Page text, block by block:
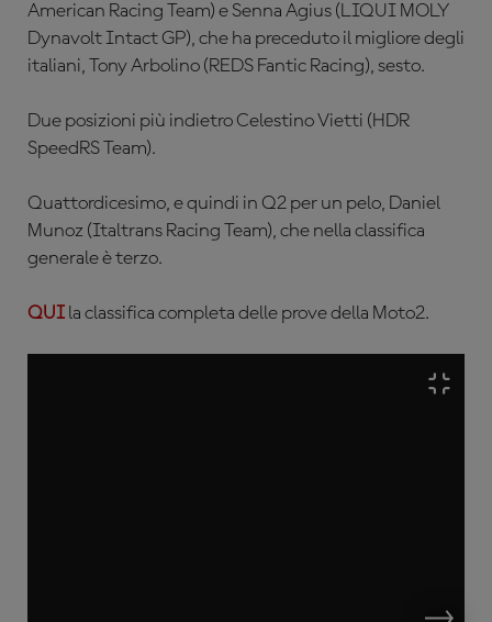
American Racing Team) e Senna Agius (LIQUI MOLY
Dynavolt Intact GP), che ha preceduto il migliore degli
italiani, Tony Arbolino (REDS Fantic Racing), sesto.
Due posizioni più indietro Celestino Vietti (HDR
SpeedRS Team).
Quattordicesimo, e quindi in Q2 per un pelo, Daniel
Munoz (Italtrans Racing Team), che nella classifica
generale è terzo.
QUI la classifica completa delle prove della Moto2.